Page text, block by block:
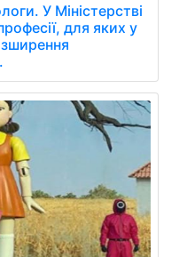
У Міністерстві
для яких у